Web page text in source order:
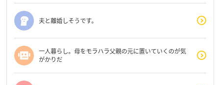
夫と離婚しそうです。
一人暮らし。母をモラハラ父親の元に置いていくのが気
がかりだ